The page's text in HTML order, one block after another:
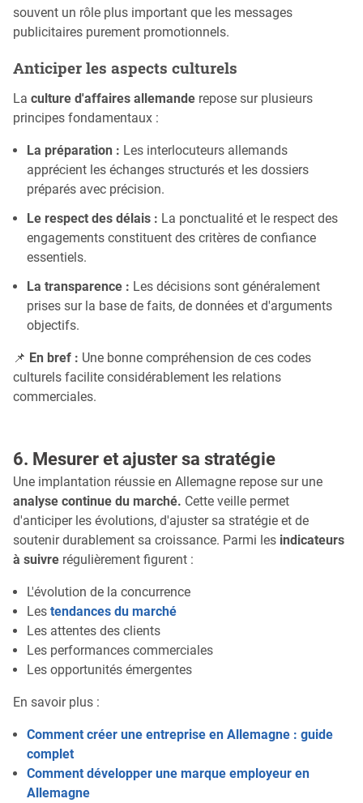
souvent un rôle plus important que les messages
publicitaires purement promotionnels.
Anticiper les aspects culturels
La culture d'affaires allemande repose sur plusieurs
principes fondamentaux :
La préparation : Les interlocuteurs allemands
apprécient les échanges structurés et les dossiers
préparés avec précision.
Le respect des délais : La ponctualité et le respect des
engagements constituent des critères de confiance
essentiels.
La transparence : Les décisions sont généralement
prises sur la base de faits, de données et d'arguments
objectifs.
📌 En bref : Une bonne compréhension de ces codes
culturels facilite considérablement les relations
commerciales.
6. Mesurer et ajuster sa stratégie
Une implantation réussie en Allemagne repose sur une
analyse continue du marché. Cette veille permet
d'anticiper les évolutions, d'ajuster sa stratégie et de
soutenir durablement sa croissance. Parmi les indicateurs
à suivre régulièrement figurent :
L'évolution de la concurrence
Les tendances du marché
Les attentes des clients
Les performances commerciales
Les opportunités émergentes
En savoir plus :
Comment créer une entreprise en Allemagne : guide
complet
Comment développer une marque employeur en
Allemagne